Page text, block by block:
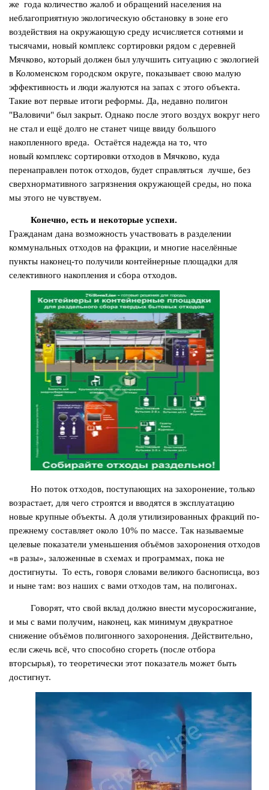
же года количество жалоб и обращений населения на
неблагоприятную экологическую обстановку в зоне его
воздействия на окружающую среду исчисляется сотнями и
тысячами, новый комплекс сортировки рядом с деревней
Мячково, который должен был улучшить ситуацию с экологией
в Коломенском городском округе, показывает свою малую
эффективность и люди жалуются на запах с этого объекта.
Такие вот первые итоги реформы. Да, недавно полигон
"Валовичи" был закрыт. Однако после этого воздух вокруг него
не стал и ещё долго не станет чище ввиду большого
накопленного вреда. Остаётся надежда на то, что
новый комплекс сортировки отходов в Мячково, куда
перенаправлен поток отходов, будет справляться лучше, без
сверхнормативного загрязнения окружающей среды, но пока
мы этого не чувствуем.
Конечно, есть и некоторые успехи.
Гражданам дана возможность участвовать в разделении
коммунальных отходов на фракции, и многие населённые
пункты наконец-то получили контейнерные площадки для
селективного накопления и сбора отходов.
Но поток отходов, поступающих на захоронение, только
возрастает, для чего строятся и вводятся в эксплуатацию
новые крупные объекты. А доля утилизированных фракций по-
прежнему составляет около 10% по массе. Так называемые
целевые показатели уменьшения объёмов захоронения отходов
«в разы», заложенные в схемах и программах, пока не
достигнуты. То есть, говоря словами великого баснописца, воз
и ныне там: воз наших с вами отходов там, на полигонах.
Говорят, что свой вклад должно внести мусоросжигание,
и мы с вами получим, наконец, как минимум двукратное
снижение объёмов полигонного захоронения. Действительно,
если сжечь всё, что способно сгореть (после отбора
вторсырья), то теоретически этот показатель может быть
достигнут.